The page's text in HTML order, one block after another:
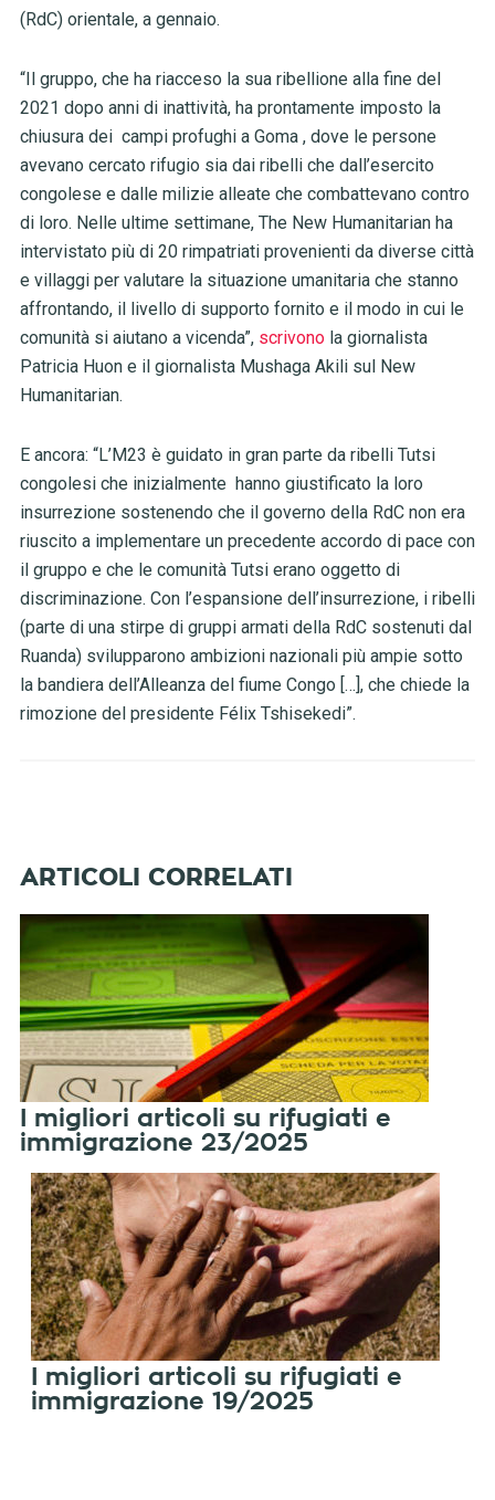
(RdC) orientale, a gennaio.
“Il gruppo, che ha riacceso la sua ribellione alla fine del
2021 dopo anni di inattività, ha prontamente imposto la
chiusura dei campi profughi a Goma , dove le persone
avevano cercato rifugio sia dai ribelli che dall’esercito
congolese e dalle milizie alleate che combattevano contro
di loro. Nelle ultime settimane, The New Humanitarian ha
intervistato più di 20 rimpatriati provenienti da diverse città
e villaggi per valutare la situazione umanitaria che stanno
affrontando, il livello di supporto fornito e il modo in cui le
comunità si aiutano a vicenda”, scrivonola giornalista
Patricia Huon e il giornalista Mushaga Akili sul New
Humanitarian.
E ancora: “L’M23 è guidato in gran parte da ribelli Tutsi
congolesi che inizialmente hanno giustificato la loro
insurrezione sostenendo che il governo della RdC non era
riuscito a implementare un precedente accordo di pace con
il gruppo e che le comunità Tutsi erano oggetto di
discriminazione. Con l’espansione dell’insurrezione, i ribelli
(parte di una stirpe di gruppi armati della RdC sostenuti dal
Ruanda) svilupparono ambizioni nazionali più ampie sotto
la bandiera dell’Alleanza del fiume Congo […], che chiede la
rimozione del presidente Félix Tshisekedi”.
I migliori articoli su rifugiati e
immigrazione 23/2025
I migliori articoli su rifugiati e
immigrazione 19/2025